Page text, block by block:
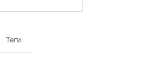
Теги